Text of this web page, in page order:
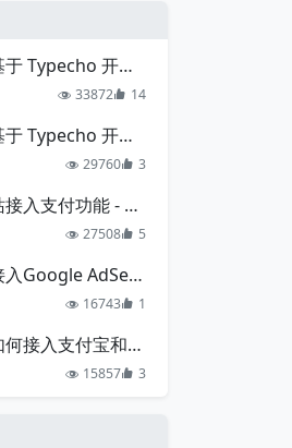
开发的博客主题
33872 14
开发的导航主题
29760 3
付功能 - 支付宝准备篇
27508 5
AdSense的一点心得
16743 1
入支付宝和微信支付
15857 3